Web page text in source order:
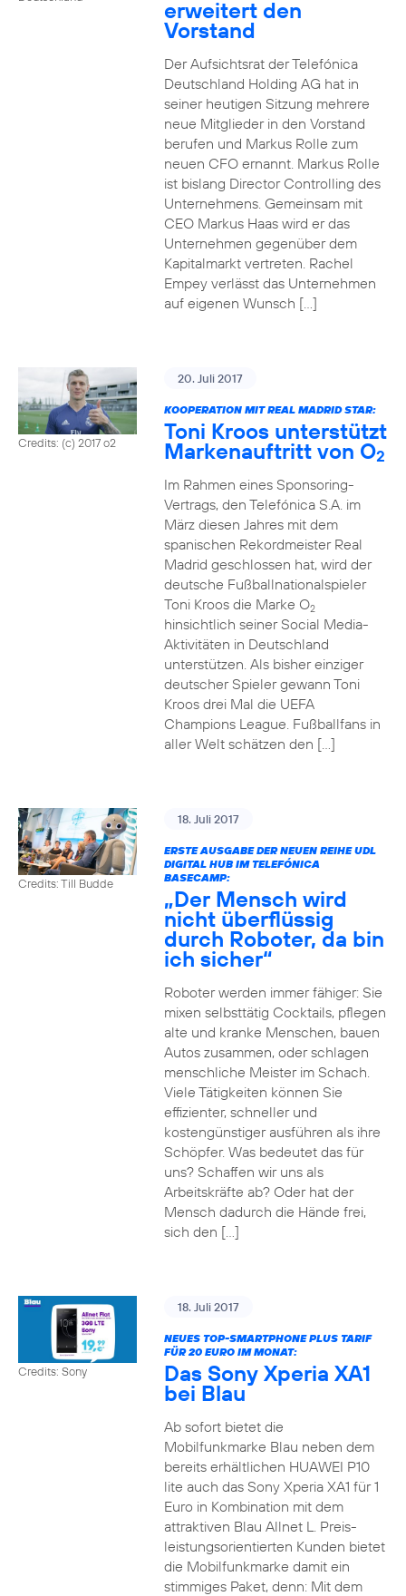
erweitert den
Vorstand
Der Aufsichtsrat der Telefónica
Deutschland Holding AG hat in
seiner heutigen Sitzung mehrere
neue Mitglieder in den Vorstand
berufen und Markus Rolle zum
neuen CFO ernannt. Markus Rolle
ist bislang Director Controlling des
Unternehmens. Gemeinsam mit
CEO Markus Haas wird er das
Unternehmen gegenüber dem
Kapitalmarkt vertreten. Rachel
Empey verlässt das Unternehmen
auf eigenen Wunsch […]
Credits: (c) 2017 o2
20. Juli 2017
KOOPERATION MIT REAL MADRID STAR:
Toni Kroos unterstützt
Markenauftritt von O2
Im Rahmen eines Sponsoring-
Vertrags, den Telefónica S.A. im
März diesen Jahres mit dem
spanischen Rekordmeister Real
Madrid geschlossen hat, wird der
deutsche Fußballnationalspieler
Toni Kroos die Marke O2
hinsichtlich seiner Social Media-
Aktivitäten in Deutschland
unterstützen. Als bisher einziger
deutscher Spieler gewann Toni
Kroos drei Mal die UEFA
Champions League. Fußballfans in
aller Welt schätzen den […]
Credits: Till Budde
18. Juli 2017
ERSTE AUSGABE DER NEUEN REIHE UDL
DIGITAL HUB IM TELEFÓNICA
BASECAMP:
„Der Mensch wird
nicht überflüssig
durch Roboter, da bin
ich sicher“
Roboter werden immer fähiger: Sie
mixen selbsttätig Cocktails, pflegen
alte und kranke Menschen, bauen
Autos zusammen, oder schlagen
menschliche Meister im Schach.
Viele Tätigkeiten können Sie
effizienter, schneller und
kostengünstiger ausführen als ihre
Schöpfer. Was bedeutet das für
uns? Schaffen wir uns als
Arbeitskräfte ab? Oder hat der
Mensch dadurch die Hände frei,
sich den […]
Credits: Sony
18. Juli 2017
NEUES TOP-SMARTPHONE PLUS TARIF
FÜR 20 EURO IM MONAT:
Das Sony Xperia XA1
bei Blau
Ab sofort bietet die
Mobilfunkmarke Blau neben dem
bereits erhältlichen HUAWEI P10
lite auch das Sony Xperia XA1 für 1
Euro in Kombination mit dem
attraktiven Blau Allnet L. Preis-
leistungsorientierten Kunden bietet
die Mobilfunkmarke damit ein
stimmiges Paket, denn: Mit dem